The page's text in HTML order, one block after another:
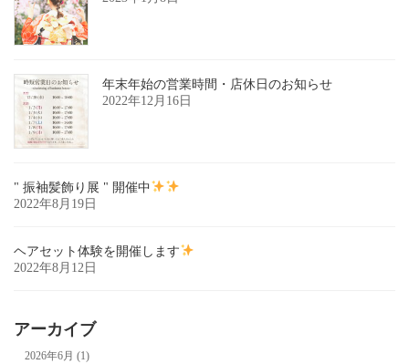
年末年始の営業時間・店休日のお知らせ
2022年12月16日
" 振袖髪飾り展 " 開催中
2022年8月19日
ヘアセット体験を開催します
2022年8月12日
アーカイブ
2026年6月 (1)